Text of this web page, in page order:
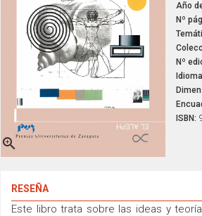

Año
Nº
Nº
ISBN:
RESEÑA
Este libro trata sobre las ideas y